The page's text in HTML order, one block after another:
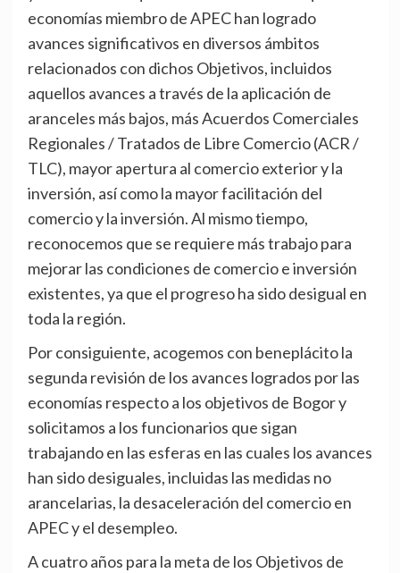
economías miembro de APEC han logrado
avances significativos en diversos ámbitos
relacionados con dichos Objetivos, incluidos
aquellos avances a través de la aplicación de
aranceles más bajos, más Acuerdos Comerciales
Regionales / Tratados de Libre Comercio (ACR /
TLC), mayor apertura al comercio exterior y la
inversión, así como la mayor facilitación del
comercio y la inversión. Al mismo tiempo,
reconocemos que se requiere más trabajo para
mejorar las condiciones de comercio e inversión
existentes, ya que el progreso ha sido desigual en
toda la región.
Por consiguiente, acogemos con beneplácito la
segunda revisión de los avances logrados por las
economías respecto a los objetivos de Bogor y
solicitamos a los funcionarios que sigan
trabajando en las esferas en las cuales los avances
han sido desiguales, incluidas las medidas no
arancelarias, la desaceleración del comercio en
APEC y el desempleo.
A cuatro años para la meta de los Objetivos de